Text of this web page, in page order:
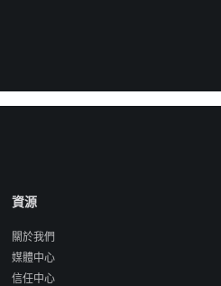
資源
關於我們
媒體中心
信任中心